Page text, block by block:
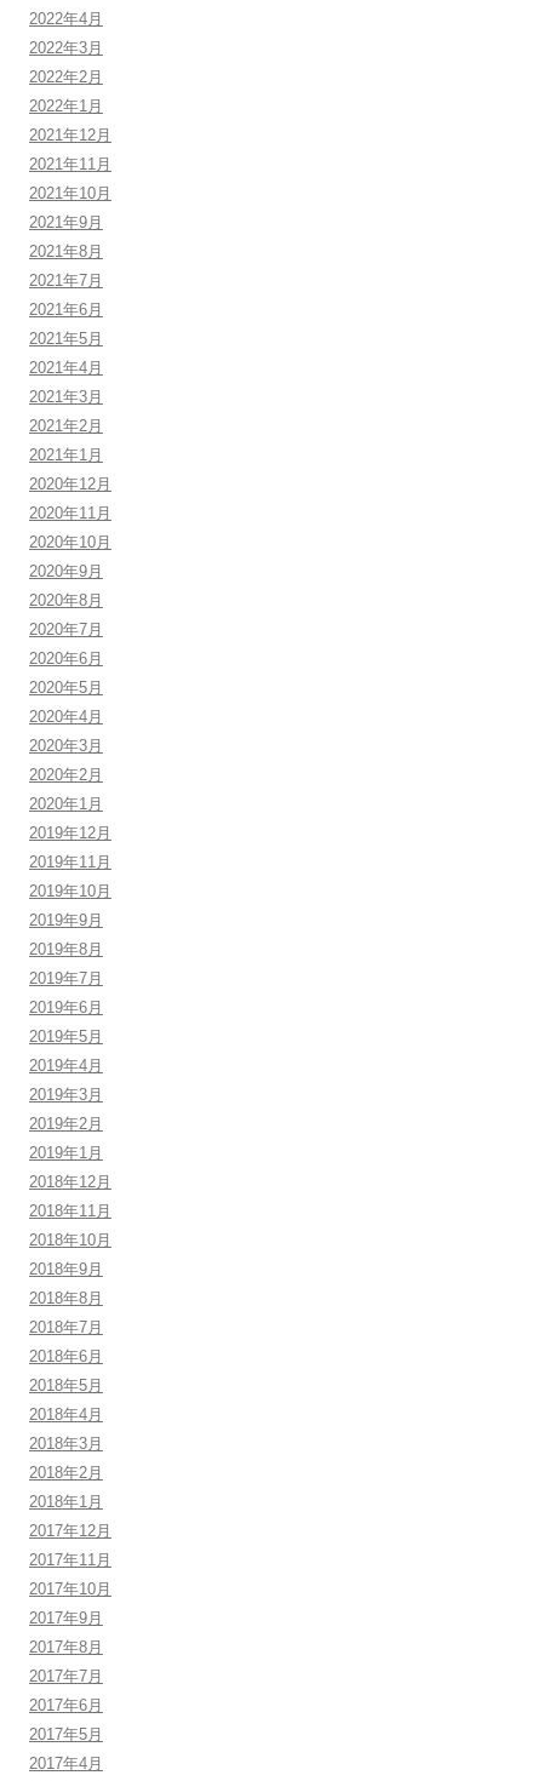
2022年4月
2022年3月
2022年2月
2022年1月
2021年12月
2021年11月
2021年10月
2021年9月
2021年8月
2021年7月
2021年6月
2021年5月
2021年4月
2021年3月
2021年2月
2021年1月
2020年12月
2020年11月
2020年10月
2020年9月
2020年8月
2020年7月
2020年6月
2020年5月
2020年4月
2020年3月
2020年2月
2020年1月
2019年12月
2019年11月
2019年10月
2019年9月
2019年8月
2019年7月
2019年6月
2019年5月
2019年4月
2019年3月
2019年2月
2019年1月
2018年12月
2018年11月
2018年10月
2018年9月
2018年8月
2018年7月
2018年6月
2018年5月
2018年4月
2018年3月
2018年2月
2018年1月
2017年12月
2017年11月
2017年10月
2017年9月
2017年8月
2017年7月
2017年6月
2017年5月
2017年4月